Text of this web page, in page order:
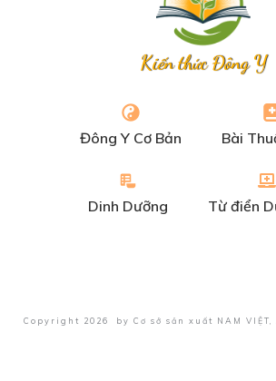
Kiến thức Đông Y
Đông Y Cơ Bản Bài
Dinh Dưỡng Từ điển
Copyright 2026 by Cơ sở sản xuất NAM VIỆT